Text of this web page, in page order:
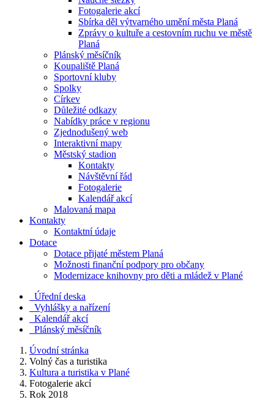
Fotogalerie akcí
Sbírka děl výtvarného umění města Planá
Zprávy o kultuře a cestovním ruchu ve městě
Planá
Plánský měsíčník
Koupaliště Planá
Sportovní kluby
Spolky
Církev
Důležité odkazy
Nabídky práce v regionu
Zjednodušený web
Interaktivní mapy
Městský stadion
Kontakty
Návštěvní řád
Fotogalerie
Kalendář akcí
Malovaná mapa
Kontakty
Kontaktní údaje
Dotace
Dotace přijaté městem Planá
Možnosti finanční podpory pro občany
Modernizace knihovny pro děti a mládež v Plané
Úřední deska
Vyhlášky a nařízení
Kalendář akcí
Plánský měsíčník
Úvodní stránka
Volný čas a turistika
Kultura a turistika v Plané
Fotogalerie akcí
Rok 2018